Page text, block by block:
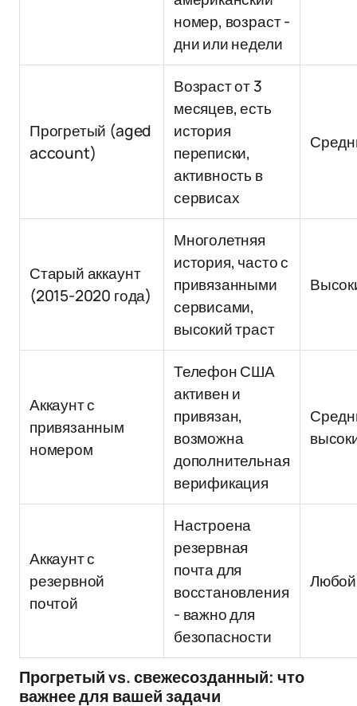
номер, возраст -
дни или недели
Прогретый (aged
account)
Возраст от 3
месяцев, есть
история
переписки,
активность в
сервисах
Старый аккаунт
(2015-2020 года)
Многолетняя
история, часто с
привязанными
сервисами,
высокий траст
Аккаунт с
привязанным
номером
Телефон США
активен и
привязан,
возможна
дополнительная
верификация
Аккаунт с
резервной
почтой
Настроена
резервная
почта для
восстановления
- важно для
безопасности
Любой
Прогретый vs. свежесозданный: что
важнее для вашей задачи